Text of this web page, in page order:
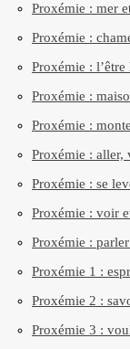
Proxémie : mer
Proxémie :
Proxémie :
Proxémie :
Proxémie :
Proxémie : aller,
Proxémie : se
Proxémie : voir
Proxémie :
Proxémie 1 :
Proxémie 2 :
Proxémie 3 :